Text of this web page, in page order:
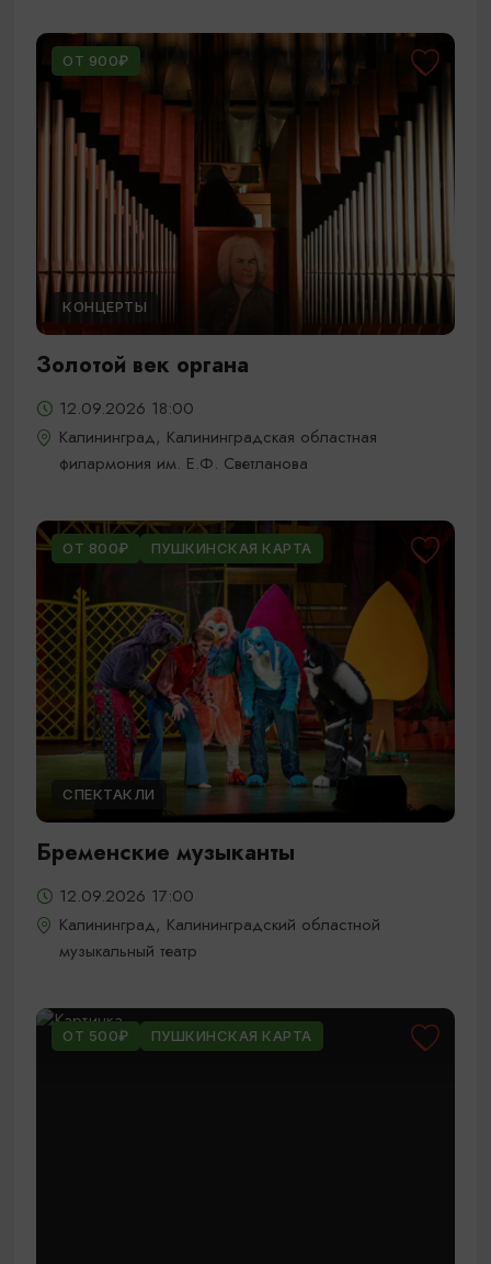
ОТ 900₽
КОНЦЕРТЫ
Золотой век органа
12.09.2026 18:00
Калининград, Калининградская областная
филармония им. Е.Ф. Светланова
ОТ 800₽ ПУШКИНСКАЯ КАРТА
СПЕКТАКЛИ
Бременские музыканты
12.09.2026 17:00
Калининград, Калининградский областной
музыкальный театр
ОТ 500₽ ПУШКИНСКАЯ КАРТА